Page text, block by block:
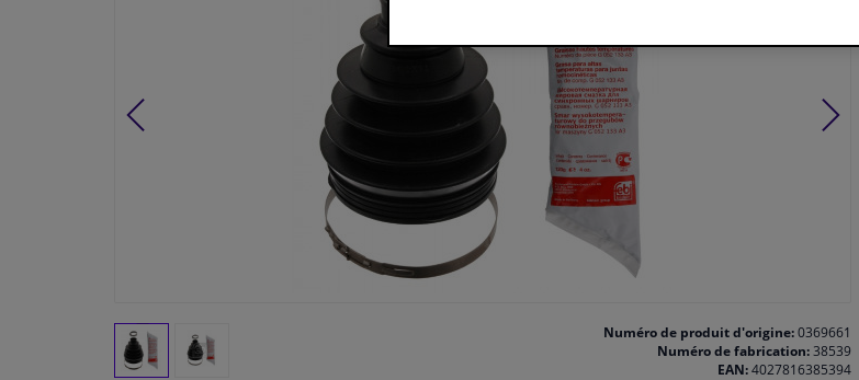
Numéro de produit d'origine:0369661
Numéro de fabrication:38539
EAN:4027816385394